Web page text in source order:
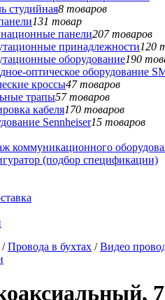
студийная8 товаров
131 товар
панели207 товаров
принадлежности120
оборудование190
оптическое оборудование
кроссы47 товаров
трапы57 товаров
кабеля170 товаров
Sennheiser15 товаров
коммуникационного
(подбор спецификации)
/Провода в бухтах /Видео